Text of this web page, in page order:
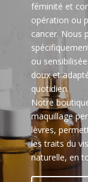
féminité et
opération ou
cancer. Nous
ou
doux et
quotidien.
Notre
maquillage
lèvres,
les traits du
naturelle, en